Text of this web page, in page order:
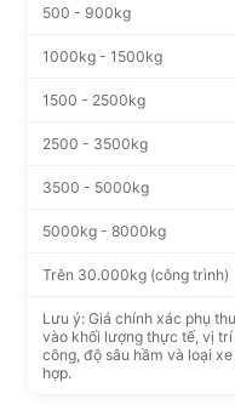
500 - 900kg
1000kg - 1500kg
1500 - 2500kg
2500 - 3500kg
3500 - 5000kg
5000kg - 8000kg
Trên 30.000kg (công trình)
Lưu ý: Giá chính xác phụ
vào khối lượng thực tế, vị trí
công, độ sâu hầm và loại xe
hợp.